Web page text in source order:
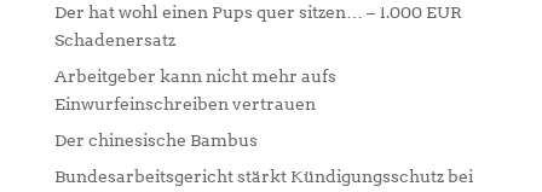
v
e
:
Der hat wohl einen Pups quer sitzen… – 1.000 EUR
Schadenersatz
Arbeitgeber kann nicht mehr aufs
Einwurfeinschreiben vertrauen
Der chinesische Bambus
Bundesarbeitsgericht stärkt Kündigungsschutz bei